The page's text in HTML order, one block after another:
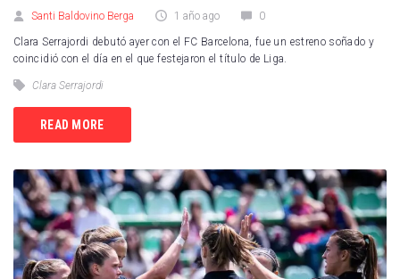
Santi Baldovino Berga 1 año ago 0
Clara Serrajordi debutó ayer con el FC Barcelona, fue un estreno soñado y
coincidió con el día en el que festejaron el título de Liga.
Clara Serrajordi
READ MORE